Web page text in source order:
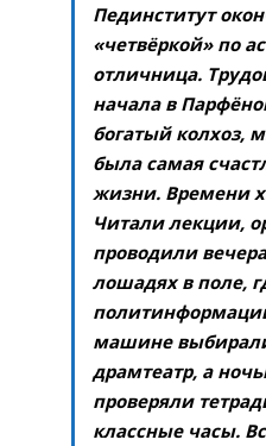
Пединститут
«четвёркой» по
отличница.
начала в
богатый колхоз,
была самая
жизни. Времени
Читали лекции,
проводили
лошадях в поле,
машине
драмтеатр, а
проверяли
классные часы.